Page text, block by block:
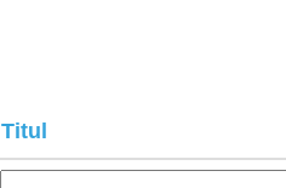
Titul